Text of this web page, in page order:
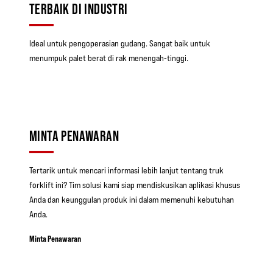
TERBAIK DI INDUSTRI
Ideal untuk pengoperasian gudang. Sangat baik untuk
menumpuk palet berat di rak menengah-tinggi.
MINTA PENAWARAN
Tertarik untuk mencari informasi lebih lanjut tentang truk
forklift ini? Tim solusi kami siap mendiskusikan aplikasi khusus
Anda dan keunggulan produk ini dalam memenuhi kebutuhan
Anda.
Minta Penawaran